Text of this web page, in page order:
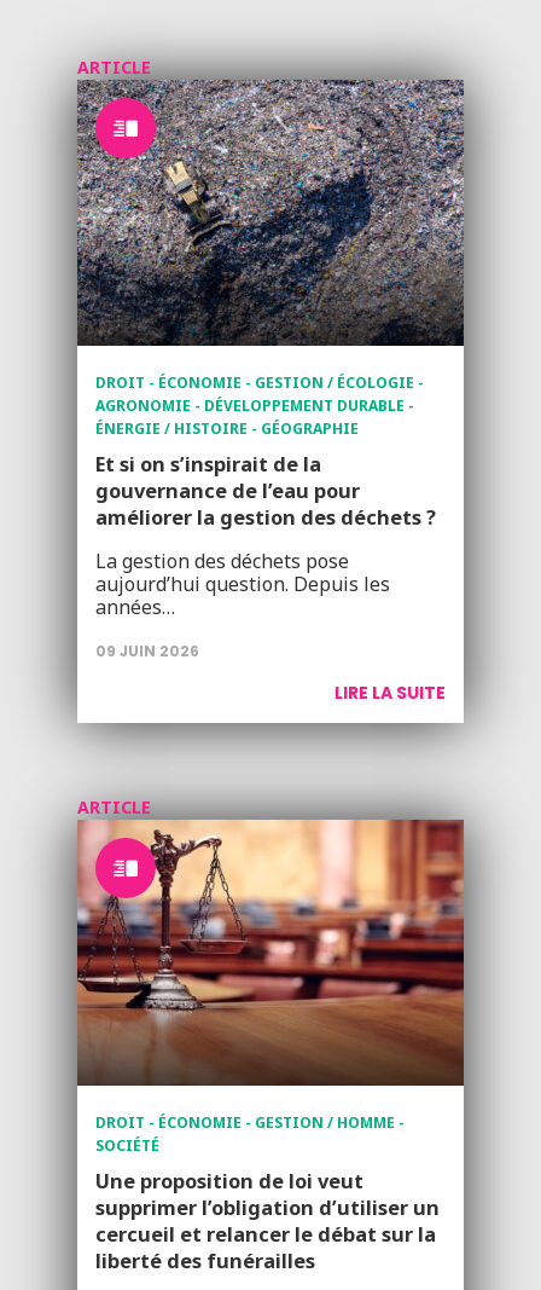
ARTICLE
DROIT - ÉCONOMIE - GESTION / ÉCOLOGIE -
AGRONOMIE - DÉVELOPPEMENT DURABLE -
ÉNERGIE / HISTOIRE - GÉOGRAPHIE
Et si on s’inspirait de la
gouvernance de l’eau pour
améliorer la gestion des déchets ?
La gestion des déchets pose
aujourd’hui question. Depuis les
années…
09 JUIN 2026
LIRE LA SUITE
ARTICLE
DROIT - ÉCONOMIE - GESTION / HOMME -
SOCIÉTÉ
Une proposition de loi veut
supprimer l’obligation d’utiliser un
cercueil et relancer le débat sur la
liberté des funérailles